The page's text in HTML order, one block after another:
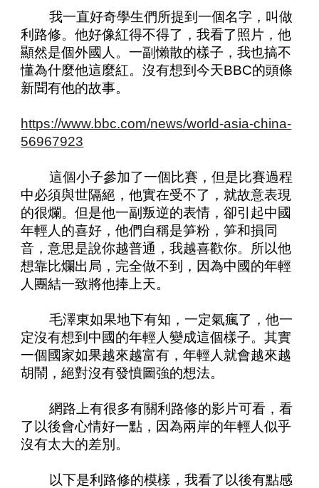
我一直好奇學生們所提到一個名字，叫做
利路修。他好像紅得不得了，我看了照片，他
顯然是個外國人。一副懶散的樣子，我也搞不
懂為什麼他這麼紅。沒有想到今天BBC的頭條
新聞有他的故事。
https://www.bbc.com/news/world-asia-china-
56967923
這個小子參加了一個比賽，但是比賽過程
中必須與世隔絕，他實在受不了，就故意表現
的很爛。但是他一副叛逆的表情，卻引起中國
年輕人的喜好，他們自稱是笋粉，笋和損同
音，意思是說你越普通，我越喜歡你。所以他
想靠比爛出局，完全做不到，因為中國的年輕
人團結一致將他捧上天。
毛澤東如果地下有知，一定氣瘋了，他一
定沒有想到中國的年輕人變成這個樣子。其實
一個國家如果越來越富有，年輕人就會越來越
胡鬧，絕對沒有發憤圖強的想法。
網路上有很多有關利路修的影片可看，看
了以後會心情好一點，因為兩岸的年輕人似乎
沒有太大的差別。
以下是利路修的模樣，我看了以後有點感